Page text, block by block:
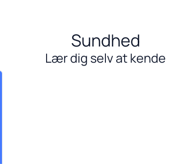
Sundhed
Lær dig selv at kende